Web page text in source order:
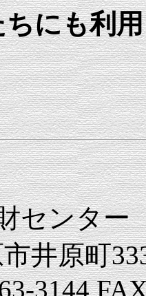
にも利
センター
井原町
3144